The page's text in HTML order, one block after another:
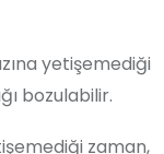
yetişemediği
bozulabilir.
zaman,